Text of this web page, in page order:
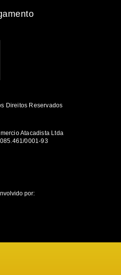
Direitos Reservados
Atacadista Ltda
0001-93
por: